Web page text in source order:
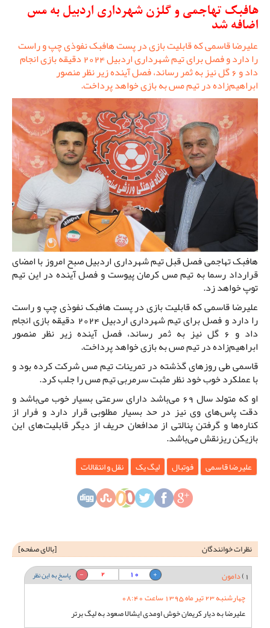
هافبک تهاجمی و گلزن شهرداری اردبیل به مس
اضافه شد
علیرضا قاسمی که قابلیت بازی در پست هافبک نفوذی چپ و راست
را دارد و فصل برای تیم شهرداری اردبیل 2024 دقیقه بازی انجام
داد و 6 گل نیز به ثمر رساند، فصل آینده زیر نظر منصور
ابراهیم‌زاده در تیم مس به بازی خواهد پرداخت.
هافبک تهاجمی فصل قبل تیم شهرداری اردبیل صبح امروز با امضای
قرارداد رسما به تیم مس کرمان پیوست و فصل آینده در این تیم
توپ خواهد زد.
علیرضا قاسمی که قابلیت بازی در پست هافبک نفوذی چپ و راست
را دارد و فصل برای تیم شهرداری اردبیل 2024 دقیقه بازی انجام
داد و 6 گل نیز به ثمر رساند، فصل آینده زیر نظر منصور
ابراهیم‌زاده در تیم مس به بازی خواهد پرداخت.
قاسمی طی روزهای گذشته در تمرینات تیم مس شرکت کرده بود و
با عملکرد خوب خود نظر مثبت سرمربی تیم مس را جلب کرد.
او که متولد سال 69 می‌باشد دارای سرعتی بسیار خوب می‌باشد و
دقت پاس‌های وی نیز در حد بسیار مطلوبی قرار دارد و فرار از
کناره‌ها و گرفتن پنالتی از مدافعان حریف از دیگر قابلیت‌های این
بازیکن ریزنقش می‌باشد.
علیرضا قاسمی فوتبال لیگ یک نقل و انتقالات
نظرات خوانندگان [بالای صفحه]
1) دامون پاسخ به این نظر 2
10
چهارشنبه 23 تیر ماه 1395 ساعت 08:40
علیرضا به دیار کریمان خوش اومدی ایشالا صعود به لیگ برتر